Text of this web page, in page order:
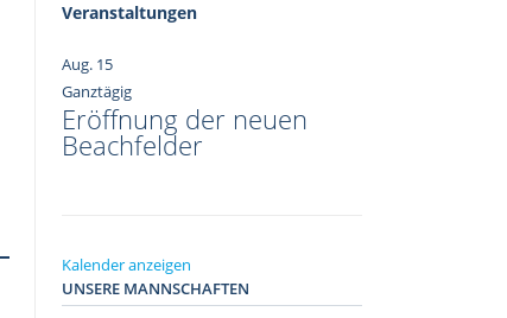
Veranstaltungen
Aug. 15
Ganztägig
Eröffnung der neuen
Beachfelder
Kalender anzeigen
UNSERE MANNSCHAFTEN